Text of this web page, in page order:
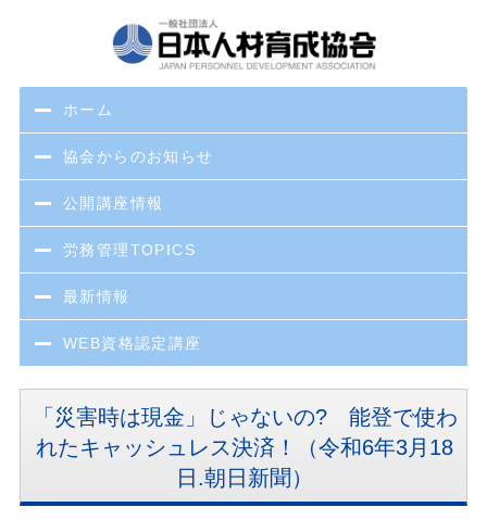
ホーム
協会からのお知らせ
公開講座情報
労務管理TOPICS
最新情報
WEB資格認定講座
「災害時は現金」じゃないの? 能登で使わ
れたキャッシュレス決済！（令和6年3月18
日.朝日新聞）